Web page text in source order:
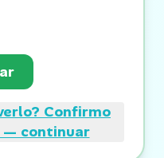
Confirmo
— continuar